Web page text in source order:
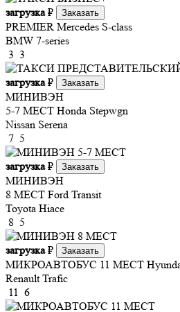
загрузка₽ Заказать
PREMIER Mercedes S-class
BMW 7-series
3 3
загрузка₽ Заказать
МИНИВЭН
5-7 МЕСТ Honda Stepwgn
Nissan Serena
7 5
загрузка₽ Заказать
МИНИВЭН
8 МЕСТ Ford Transit
Toyota Hiace
8 5
загрузка₽ Заказать
МИКРОАВТОБУС 11 МЕСТ
Renault Trafic
11 6